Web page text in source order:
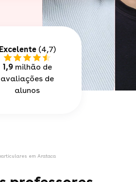
Excelente(4,7)
1,9milhão de
avaliações de
alunos
em Arataca